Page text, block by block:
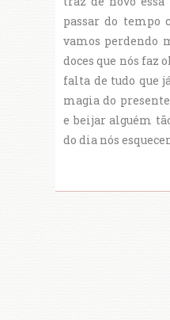
passar do tempo
vamos perdendo
doces que nós faz
falta de tudo que
magia do
e beijar alguém
do dia nós